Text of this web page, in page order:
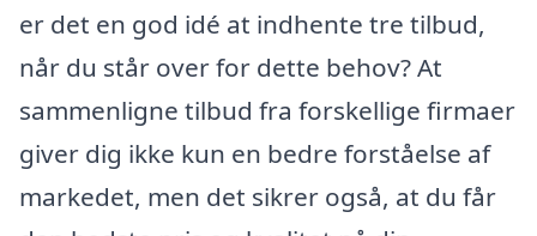
er det en god idé at indhente tre tilbud,
når du står over for dette behov? At
sammenligne tilbud fra forskellige firmaer
giver dig ikke kun en bedre forståelse af
markedet, men det sikrer også, at du får